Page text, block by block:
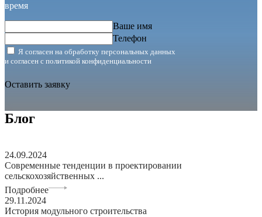
время
Ваше имя
Телефон
Я согласен на обработку персональных данных
и согласен с политикой конфиденциальности
Оставить заявку
Блог
24.09.2024
Современные тенденции в проектировании
сельскохозяйственных ...
Подробнее
29.11.2024
История модульного строительства